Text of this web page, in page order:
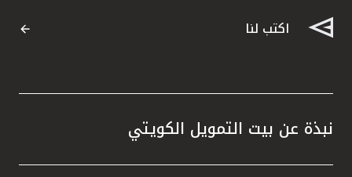
اكتب لنا
نبذة عن بيت التمويل الكويتي